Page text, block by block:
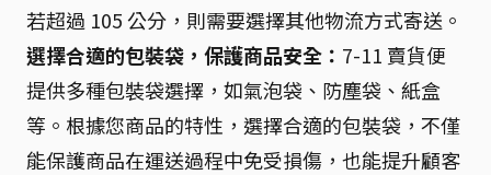
若超過 105 公分，則需要選擇其他物流方式寄送。
選擇合適的包裝袋，保護商品安全： 7-11 賣貨便
提供多種包裝袋選擇，如氣泡袋、防塵袋、紙盒
等。根據您商品的特性，選擇合適的包裝袋，不僅
能保護商品在運送過程中免受損傷，也能提升顧客